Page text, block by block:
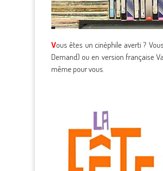
Vous êtes un cinéphile averti ?
Demand) ou en version française
même pour vous.